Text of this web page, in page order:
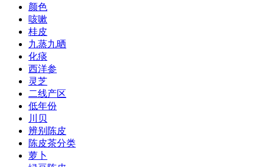
颜色
咳嗽
桂皮
九蒸九晒
化痰
西洋参
灵芝
二线产区
低年份
川贝
辨别陈皮
陈皮茶分类
萝卜